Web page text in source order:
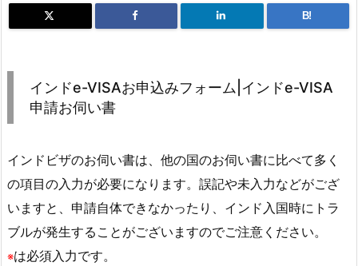
B!
インドe-VISAお申込みフォーム|インドe-VISA
申請お伺い書
インドビザのお伺い書は、他の国のお伺い書に比べて多く
の項目の入力が必要になります。誤記や未入力などがござ
いますと、申請自体できなかったり、インド入国時にトラ
ブルが発生することがございますのでご注意ください。
※は必須入力です。